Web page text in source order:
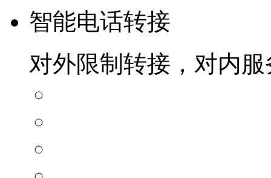
智能电话转接
对外限制转接，对内